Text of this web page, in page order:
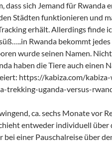
dass sich Jemand für Rwanda
Städten funktionieren und
erhält. Allerdings finde
Rwanda bekommt
wurde seinen Namen.
haben die Tiere auch einen
https://kabiza.com/
trekking-uganda-versus-
ca. sechs Monate vor
entweder individuell über
einer Pauschalreise über